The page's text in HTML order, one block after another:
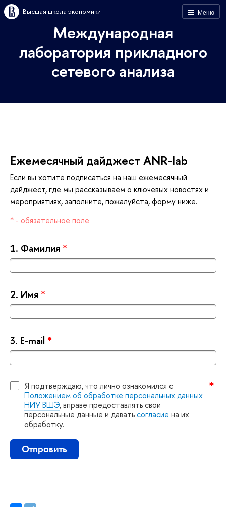
Меню
ысшая школа экономики
Международная
лаборатория прикладного
сетевого анализа
Ежемесячный дайджест ANR-lab
Если вы хотите подписаться на наш ежемесячный
дайджест, где мы рассказываем о ключевых новостях и
мероприятиях, заполните, пожалуйста, форму ниже.
* - обязательное поле
1. Фамилия *
2. Имя *
3. E-mail *
Я подтверждаю, что лично ознакомился с
Положением об обработке персональных данных
НИУ ВШЭ, вправе предоставлять свои
персональные данные и даватьсогласие на их
обработку.
Отправить